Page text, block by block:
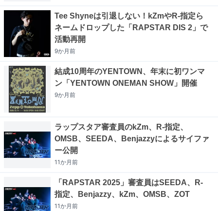
Tee Shyneは引退しない！kZmやR-指定ら
ネームドロップした「RAPSTAR DIS 2」で
活動再開
9か月前
結成10周年のYENTOWN、年末に初ワンマ
ン「YENTOWN ONEMAN SHOW」開催
9か月前
ラップスタア審査員のkZm、R-指定、
OMSB、SEEDA、Benjazzyによるサイファ
ー公開
11か月前
「RAPSTAR 2025」審査員はSEEDA、R-
指定、Benjazzy、kZm、OMSB、ZOT
11か月前